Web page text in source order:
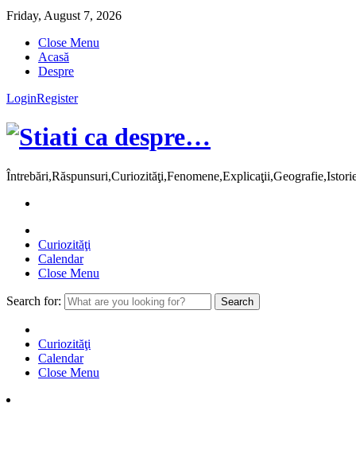
Friday, August 7, 2026
Close Menu
Acasă
Despre
LoginRegister
Curiozităţi
Calendar
Close Menu
Search for:
Curiozităţi
Calendar
Close Menu